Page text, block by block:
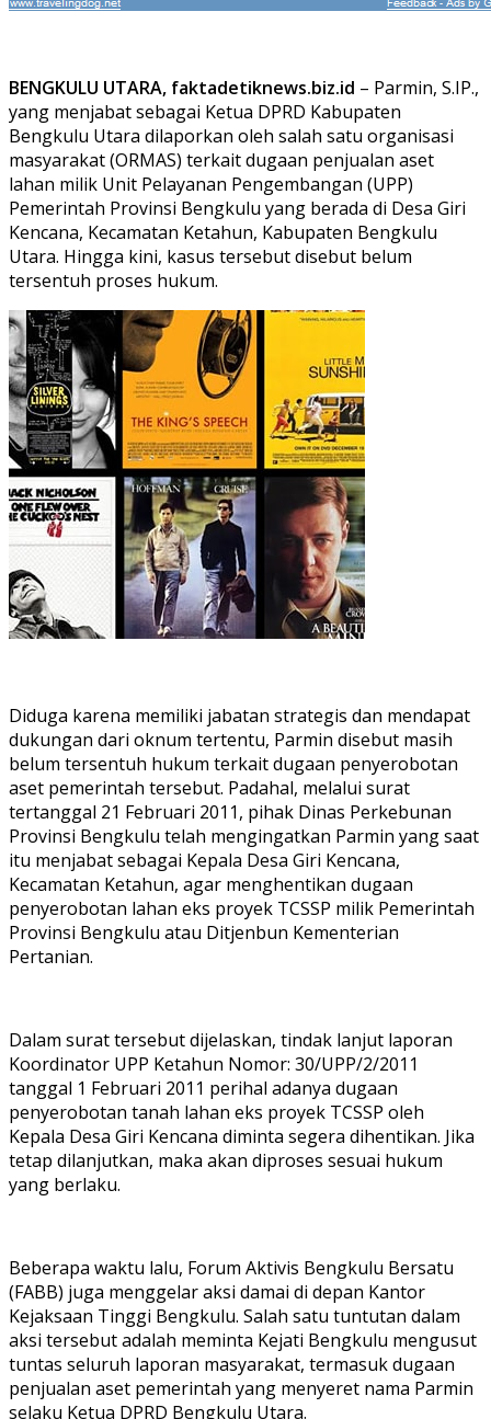
BENGKULU UTARA, faktadetiknews.biz.id – Parmin, S.IP.,
yang menjabat sebagai Ketua DPRD Kabupaten
Bengkulu Utara dilaporkan oleh salah satu organisasi
masyarakat (ORMAS) terkait dugaan penjualan aset
lahan milik Unit Pelayanan Pengembangan (UPP)
Pemerintah Provinsi Bengkulu yang berada di Desa Giri
Kencana, Kecamatan Ketahun, Kabupaten Bengkulu
Utara. Hingga kini, kasus tersebut disebut belum
tersentuh proses hukum.
Diduga karena memiliki jabatan strategis dan mendapat
dukungan dari oknum tertentu, Parmin disebut masih
belum tersentuh hukum terkait dugaan penyerobotan
aset pemerintah tersebut. Padahal, melalui surat
tertanggal 21 Februari 2011, pihak Dinas Perkebunan
Provinsi Bengkulu telah mengingatkan Parmin yang saat
itu menjabat sebagai Kepala Desa Giri Kencana,
Kecamatan Ketahun, agar menghentikan dugaan
penyerobotan lahan eks proyek TCSSP milik Pemerintah
Provinsi Bengkulu atau Ditjenbun Kementerian
Pertanian.
Dalam surat tersebut dijelaskan, tindak lanjut laporan
Koordinator UPP Ketahun Nomor: 30/UPP/2/2011
tanggal 1 Februari 2011 perihal adanya dugaan
penyerobotan tanah lahan eks proyek TCSSP oleh
Kepala Desa Giri Kencana diminta segera dihentikan. Jika
tetap dilanjutkan, maka akan diproses sesuai hukum
yang berlaku.
Beberapa waktu lalu, Forum Aktivis Bengkulu Bersatu
(FABB) juga menggelar aksi damai di depan Kantor
Kejaksaan Tinggi Bengkulu. Salah satu tuntutan dalam
aksi tersebut adalah meminta Kejati Bengkulu mengusut
tuntas seluruh laporan masyarakat, termasuk dugaan
penjualan aset pemerintah yang menyeret nama Parmin
selaku Ketua DPRD Bengkulu Utara.